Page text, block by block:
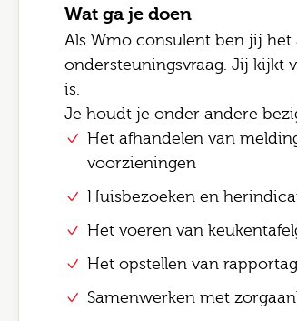
Wat ga je doen
Als Wmo consulent ben jij
ondersteuningsvraag. Jij kijkt
is.
Je houdt je onder andere
Het afhandelen van
voorzieningen
Huisbezoeken en
Het voeren van
Het opstellen van
Samenwerken met